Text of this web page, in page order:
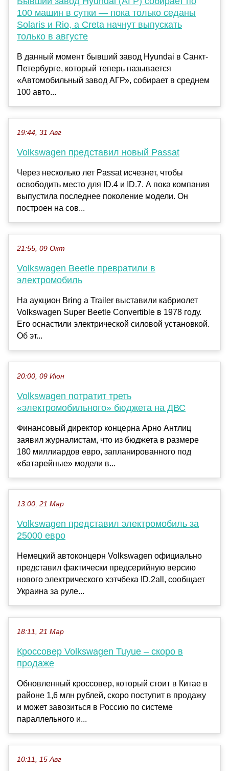
100 машин в сутки — пока только седаны
Solaris и Rio, а Creta начнут выпускать
только в августе
В данный момент бывший завод Hyundai в Санкт-
Петербурге, который теперь называется
«Автомобильный завод АГР», собирает в среднем
100 авто...
19:44, 31 Авг
Volkswagen представил новый Passat
Через несколько лет Passat исчезнет, чтобы
освободить место для ID.4 и ID.7. А пока компания
выпустила последнее поколение модели. Он
построен на сов...
21:55, 09 Окт
Volkswagen Beetle превратили в
электромобиль
На аукцион Bring a Trailer выставили кабриолет
Volkswagen Super Beetle Convertible в 1978 году.
Его оснастили электрической силовой установкой.
Об эт...
20:00, 09 Июн
Volkswagen потратит треть
«электромобильного» бюджета на ДВС
Финансовый директор концерна Арно Антлиц
заявил журналистам, что из бюджета в размере
180 миллиардов евро, запланированного под
«батарейные» модели в...
13:00, 21 Мар
Volkswagen представил электромобиль за
25000 евро
Немецкий автоконцерн Volkswagen официально
представил фактически предсерийную версию
нового электрического хэтчбека ID.2all, сообщает
Украина за руле...
18:11, 21 Мар
Кроссовер Volkswagen Tuyue – скоро в
продаже
Обновленный кроссовер, который стоит в Китае в
районе 1,6 млн рублей, скоро поступит в продажу
и может завозиться в Россию по системе
параллельного и...
10:11, 15 Авг